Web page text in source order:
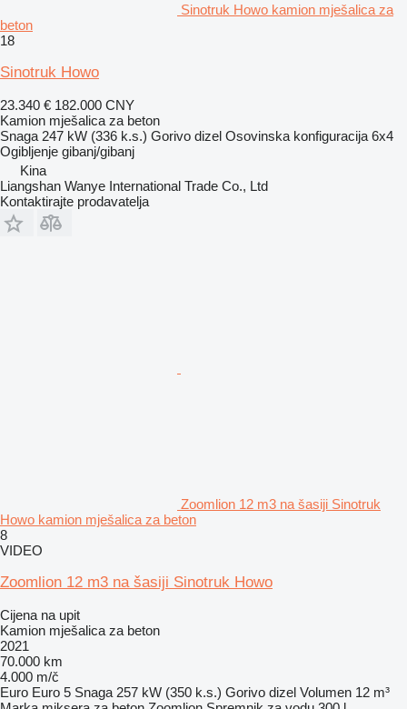
Sinotruk Howo kamion mješalica za
beton
18
Sinotruk Howo
23.340 € 182.000 CNY
Kamion mješalica za beton
Snaga 247 kW (336 k.s.) Gorivo dizel Osovinska konfiguracija 6x4
Ogibljenje gibanj/gibanj
Kina
Liangshan Wanye International Trade Co., Ltd
Kontaktirajte prodavatelja
Zoomlion 12 m3 na šasiji Sinotruk
Howo kamion mješalica za beton
8
VIDEO
Zoomlion 12 m3 na šasiji Sinotruk Howo
Cijena na upit
Kamion mješalica za beton
2021
70.000 km
4.000 m/č
Euro Euro 5 Snaga 257 kW (350 k.s.) Gorivo dizel Volumen 12 m³